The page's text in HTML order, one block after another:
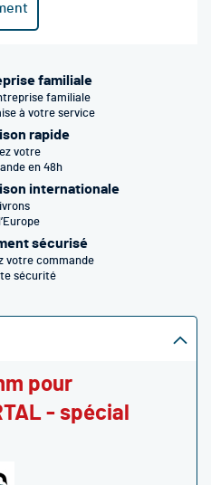
familiale
familiale
à votre service
rapide
votre
en 48h
internationale
sécurisé
votre commande
sécurité
pour
- spécial